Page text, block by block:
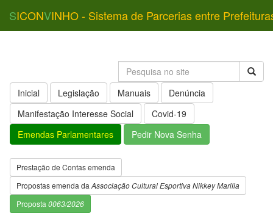
SICONVINHO - Sistema de Parcerias entre
Inicial Legislação Manuais
Denúncia
Manifestação Interesse Social
Covid-19
Emendas Parlamentares
Pedir Nova Senha
Prestação de Contas emenda
Propostas emenda da Associação Cultural Esportiva Nikkey Marilia
Proposta 0063/2026